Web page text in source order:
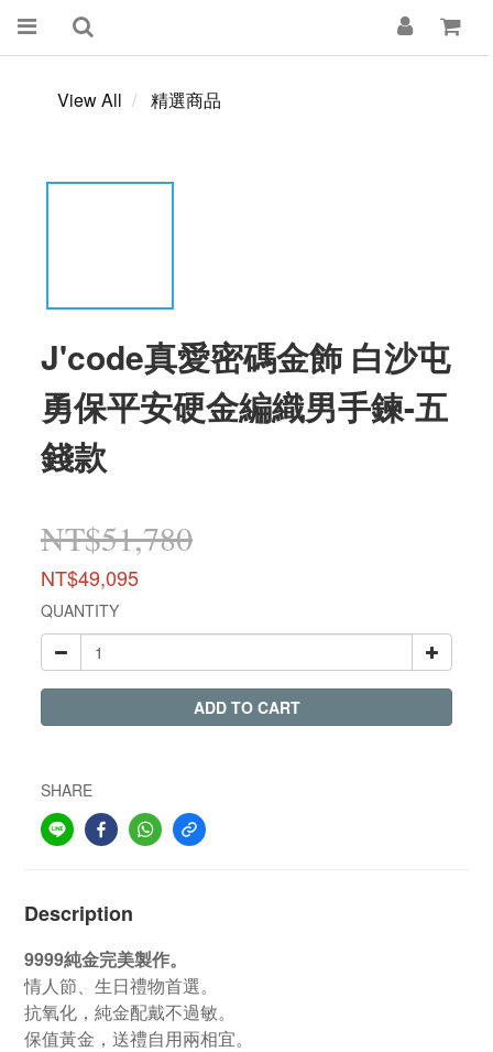
View All 精選商品
J'code真愛密碼金飾 白沙屯
勇保平安硬金編織男手鍊-五
錢款
NT$51,780
NT$49,095
QUANTITY
ADD TO CART
SHARE
Description
9999純金完美製作。
情人節、生日禮物首選。
抗氧化，純金配戴不過敏。
保值黃金，送禮自用兩相宜。